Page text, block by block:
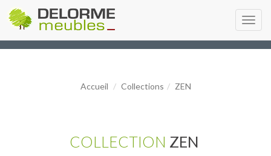
Accueil Collections ZEN
COLLECTION ZEN